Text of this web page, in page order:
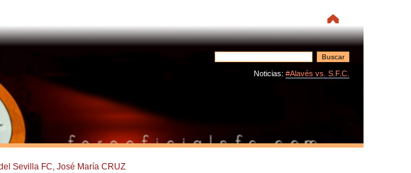
Noticias: #Alavés vs. S.F.C.
Sevilla FC, José María CRUZ